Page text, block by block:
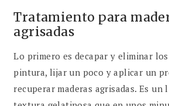
Tratamiento para
agrisadas
Lo primero es decapar y eliminar
pintura, lijar un poco y aplicar un
recuperar maderas agrisadas. Es un